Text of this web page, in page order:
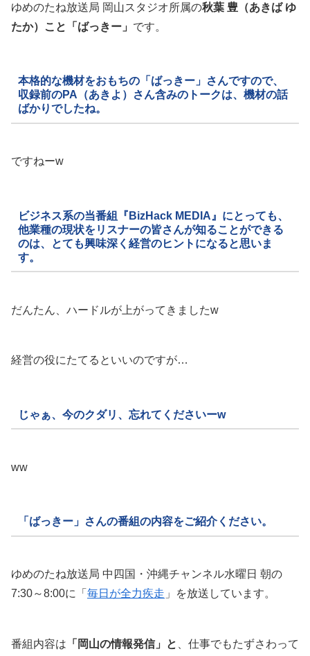
ゆめのたね放送局 岡山スタジオ所属の秋葉 豊（あきば ゆ
たか）こと「ばっきー」 です。
本格的な機材をおもちの「ばっきー」さんですので、
収録前のPA（あきよ）さん含みのトークは、機材の話
ばかりでしたね。
ですねーw
ビジネス系の当番組『BizHack MEDIA』にとっても、
他業種の現状をリスナーの皆さんが知ることができる
のは、とても興味深く経営のヒントになると思いま
す。
だんたん、ハードルが上がってきましたw
経営の役にたてるといいのですが…
じゃぁ、今のクダリ、忘れてくださいーw
ww
「ばっきー」さんの番組の内容をご紹介ください。
ゆめのたね放送局 中四国・沖縄チャンネル水曜日 朝の
7:30～8:00に「 毎日が全力疾走 」を放送しています。
番組内容は 「岡山の情報発信」と
、仕事でもたずさわって